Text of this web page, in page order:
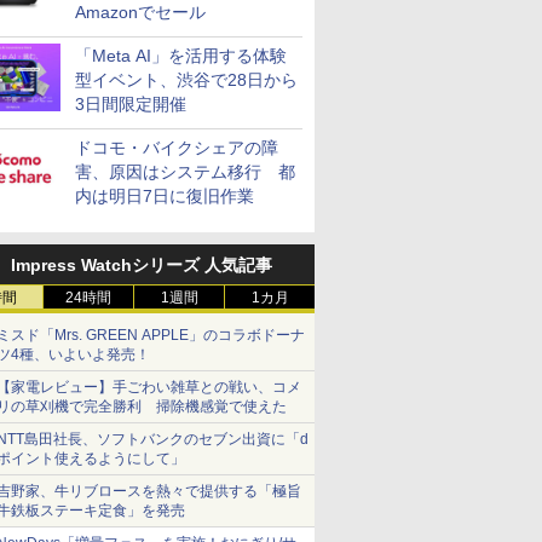
Amazonでセール
「Meta AI」を活用する体験
型イベント、渋谷で28日から
3日間限定開催
ドコモ・バイクシェアの障
害、原因はシステム移行 都
内は明日7日に復旧作業
Impress Watchシリーズ 人気記事
24時間 1週間 1カ月
スド「Mrs. GREEN APPLE」のコラボドーナ
4種、いよいよ発売！
家電レビュー】手ごわい雑草との戦い、コメ
の草刈機で完全勝利 掃除機感覚で使えた
島田社長、ソフトバンクのセブン出資に「d
イント使えるようにして」
野家、牛リブロースを熱々で提供する「極旨
鉄板ステーキ定食」を発売